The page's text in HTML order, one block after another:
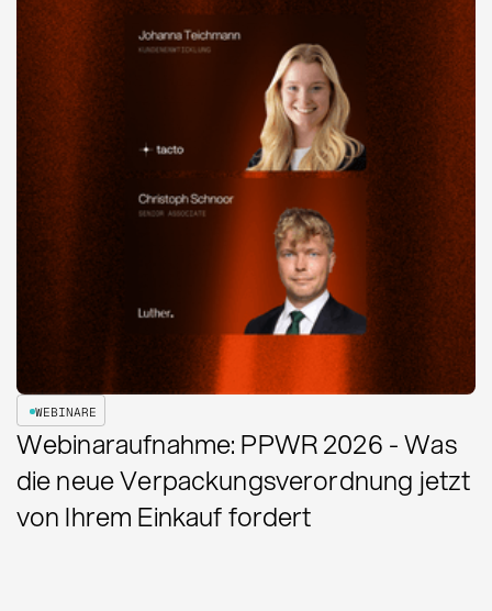
WEBINARE
Webinaraufnahme: PPWR 2026 - Was
die neue Verpackungsverordnung jetzt
von Ihrem Einkauf fordert